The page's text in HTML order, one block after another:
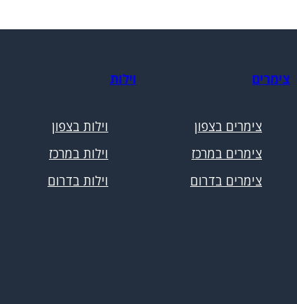
צימרים
צימרים בצפון
צימרים במרכז
צימרים בדרום
וילות
וילות בצפון
וילות במרכז
וילות בדרום